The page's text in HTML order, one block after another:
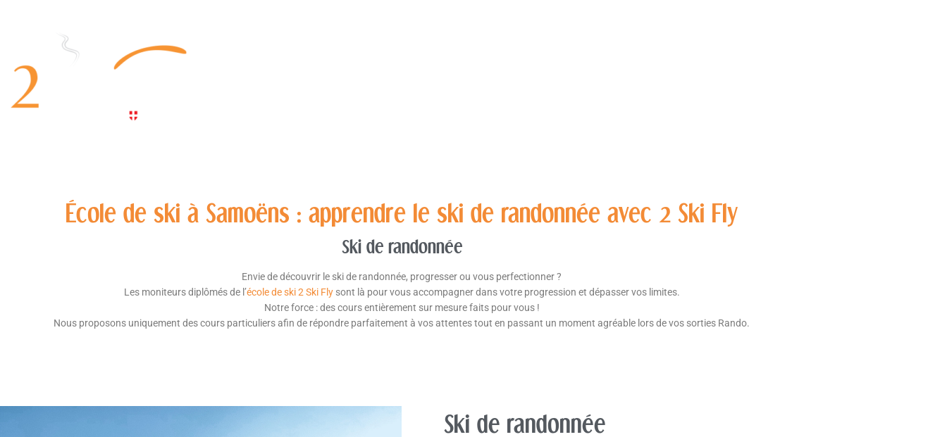
École de ski à Samoëns : apprendre le ski de randonnée avec 2 Ski Fly
Ski de randonnée
Envie de découvrir le ski de randonnée, progresser ou vous perfectionner ?
Les moniteurs diplômés de l’école de ski 2 Ski Flysont là pour vous accompagner dans votre progression et dépasser vos limites.
Notre force : des cours entièrement sur mesure faits pour vous !
Nous proposons uniquement des cours particuliers afin de répondre parfaitement à vos attentes tout en passant un moment agréable lors de vos sorties Rando.
Ski de randonnée